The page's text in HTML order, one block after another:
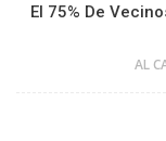
El 75% De